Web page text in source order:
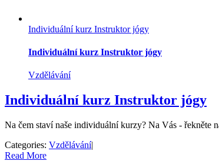
Individuální kurz Instruktor jógy
Individuální kurz Instruktor jógy
Vzdělávání
Individuální kurz Instruktor jógy
Na čem staví naše individuální kurzy? Na Vás - řekněte
Categories: Vzdělávání|
Read More